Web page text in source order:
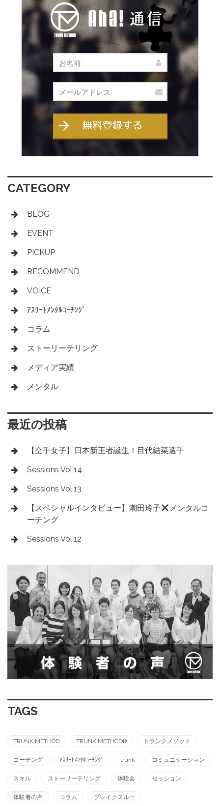
CATEGORY
BLOG
EVENT
PICKUP
RECOMMEND
VOICE
ｱｽﾘｰﾄﾒﾝﾀﾙｺｰﾁﾝｸﾞ
コラム
ストーリーテリング
メディア実績
メンタル
最近の投稿
【空手女子】日本新王者誕生！目代結菜選手
Sessions Vol.14
Sessions Vol.13
【スペシャルインタビュー】潮田玲子
メンタルコ
ーチング
Sessions Vol.12
TAGS
TRUNK METHOD TRUNK METHOD®︎ トランクメソッド
コーチング ｱｽﾘｰﾄﾒﾝﾀﾙｺｰﾁﾝｸﾞ trunk コミュニケーション
スキル ストーリーテリング 体験会 セッション
体験者の声 コラム ブレイクスルー